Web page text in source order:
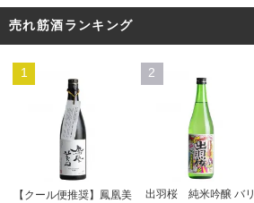
売れ筋酒ランキング
1
【クール便推奨】鳳凰美
2
出羽桜 純米吟醸 バリ